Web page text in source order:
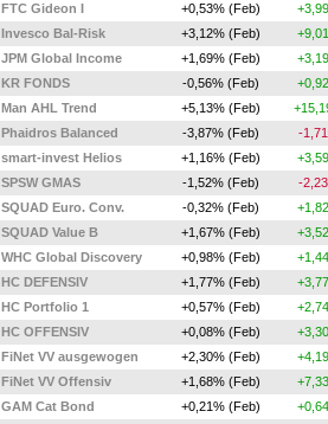
FTC Gideon I
+0,53% (Feb)
Invesco Bal-Risk
+3,12% (Feb)
JPM Global Income
+1,69% (Feb)
KR FONDS
-0,56% (Feb)
Man AHL Trend
+5,13% (Feb)
Phaidros Balanced
-3,87% (Feb) -
smart-invest Helios
+1,16% (Feb)
SPSW GMAS
-1,52% (Feb) -
SQUAD Euro. Conv.
-0,32% (Feb)
SQUAD Value B
+1,67% (Feb)
WHC Global Discovery
+0,98% (Feb)
HC DEFENSIV
+1,77% (Feb)
HC Portfolio 1
+0,57% (Feb)
HC OFFENSIV
+0,08% (Feb)
FiNet VV ausgewogen
+2,30% (Feb)
FiNet VV Offensiv
+1,68% (Feb)
GAM Cat Bond
+0,21% (Feb)